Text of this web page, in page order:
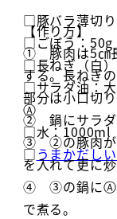
□豚バラ薄切
□ごぼう：50g
□長ねぎ（白
□サラダ油：
Ⓐ
□水：1000ml
□うまかだし
【作り方】
① 豚肉は5㎝
する。長ねぎ
部分は小口切
② 鍋にサラダ
③ ②の豚肉が
を入れて更に炒
④ ③の鍋にⒶを
で煮る。